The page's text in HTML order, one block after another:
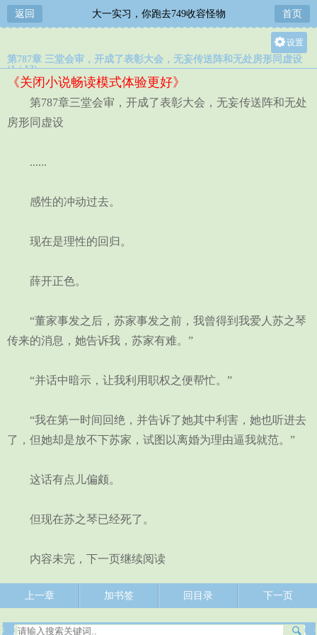
返回 大一实习，你跑去749收容怪物 首页
设置
关灯
中
第787章 三堂会审，开成了表彰大会，无妄传送阵和无处房形同虚设
(1 / 13)
《关闭小说畅读模式体验更好》
第787章三堂会审，开成了表彰大会，无妄传送阵和无处
房形同虚设
......
感性的冲动过去。
现在是理性的回归。
薛开正色。
“董家事发之后，苏家事发之前，我曾得到我爱人苏之琴
传来的消息，她告诉我，苏家有难。”
“并话中暗示，让我利用职权之便帮忙。”
“我在第一时间回绝，并告诉了她其中利害，她也听进去
了，但她却是放不下苏家，试图以离婚为理由逼我就范。”
这话有点儿偏颇。
但现在苏之琴已经死了。
内容未完，下一页继续阅读
上一章 加书签 回目录 下一页